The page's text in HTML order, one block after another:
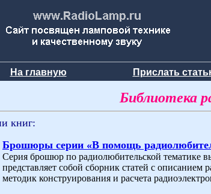
На главную Прислать
Библиотека
книг:
Брошюры серии «В помощь
Серия брошюр по радиолюбительской тематике
представляет собой сборник статей с
методик конструирования и расчета